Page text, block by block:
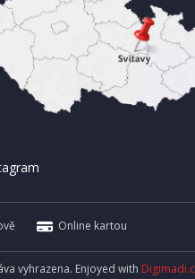
Online kartou
vyhrazena. Enjoyed with